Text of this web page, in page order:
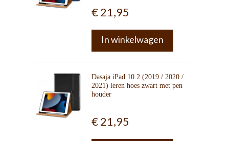
€ 21,95
In winkelwagen
Dasaja iPad 10.2 (2019 / 2020 /
2021) leren hoes zwart met pen
houder
€ 21,95